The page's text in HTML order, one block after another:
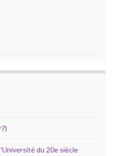
du 20e siècle